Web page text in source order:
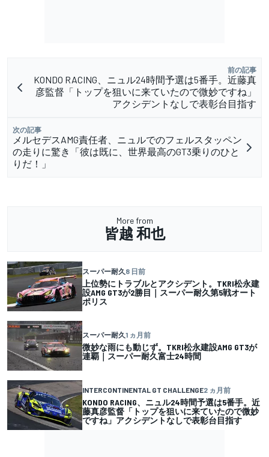
前の記事
KONDO RACING、ニュル24時間予選は5番手。近藤真
彦監督「トップを狙いに来ていたので微妙ですね」
アクシデントなしで表彰台目指す
次の記事
メルセデスAMG責任者、ニュルでのフェルスタッペン
の走りに驚き「彼は既に、世界最高のGT3乗りのひと
りだ！」
More from
皆越 和也
スーパー耐久 8 日前
上位勢にトラブルとアクシデント。TKRI松永建
設AMG GT3が2勝目｜スーパー耐久第5戦オート
ポリス
スーパー耐久1 ヵ月前
微妙な雨にも動じず。TKRI松永建設AMG GT3が
連覇｜スーパー耐久富士24時間
INTERCONTINENTAL GT CHALLENGE2 ヵ月前
KONDO RACING、ニュル24時間予選は5番手。近
藤真彦監督「トップを狙いに来ていたので微妙
ですね」アクシデントなしで表彰台目指す